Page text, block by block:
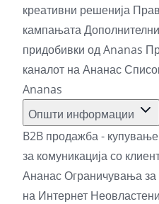
креативни решенија
кампањата
придобивки од Ananas
каналот на Ананас
Ananas
Општи информации
B2B продажба -
за комуникација со
АнанасОграничувања
на Интернет